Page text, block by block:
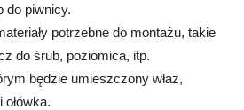
do piwnicy.
potrzebne do montażu, takie
do śrub, poziomica, itp.
będzie umieszczony właz,